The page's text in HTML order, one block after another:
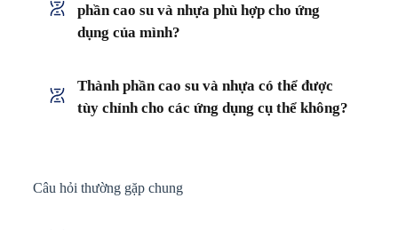
phần cao su và nhựa phù hợp cho ứng
dụng của mình?
Thành phần cao su và nhựa có thể được
tùy chỉnh cho các ứng dụng cụ thể không?
Câu hỏi thường gặp chung